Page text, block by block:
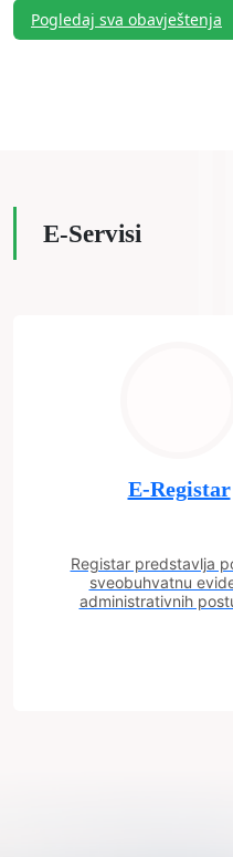
Pogledaj sva obavještenja
E-Servisi
E-Registar
Registar predstavlja
sveobuhvatnu
administrativnih